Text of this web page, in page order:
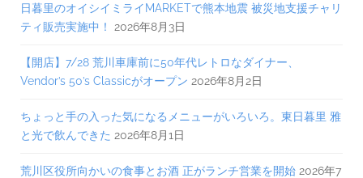
日暮里のオイシイミライMARKETで熊本地震 被災地支援チャリ
ティ販売実施中！
2026年8月3日
【開店】7/28 荒川車庫前に50年代レトロなダイナー、
Vendor’s 50’s Classicがオープン 2026年8月2日
ちょっと手の入った気になるメニューがいろいろ。東日暮里 雅
と光で飲んできた 2026年8月1日
荒川区役所向かいの食事とお酒 正がランチ営業を開始 2026年7